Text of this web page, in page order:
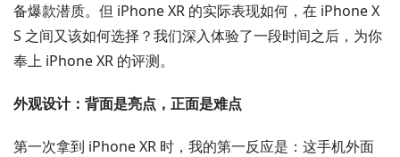
备爆款潜质。但 iPhone XR 的实际表现如何，在 iPhone X
S 之间又该如何选择？我们深入体验了一段时间之后，为你
奉上 iPhone XR 的评测。
外观设计：背面是亮点，正面是难点
第一次拿到 iPhone XR 时，我的第一反应是：这手机外面